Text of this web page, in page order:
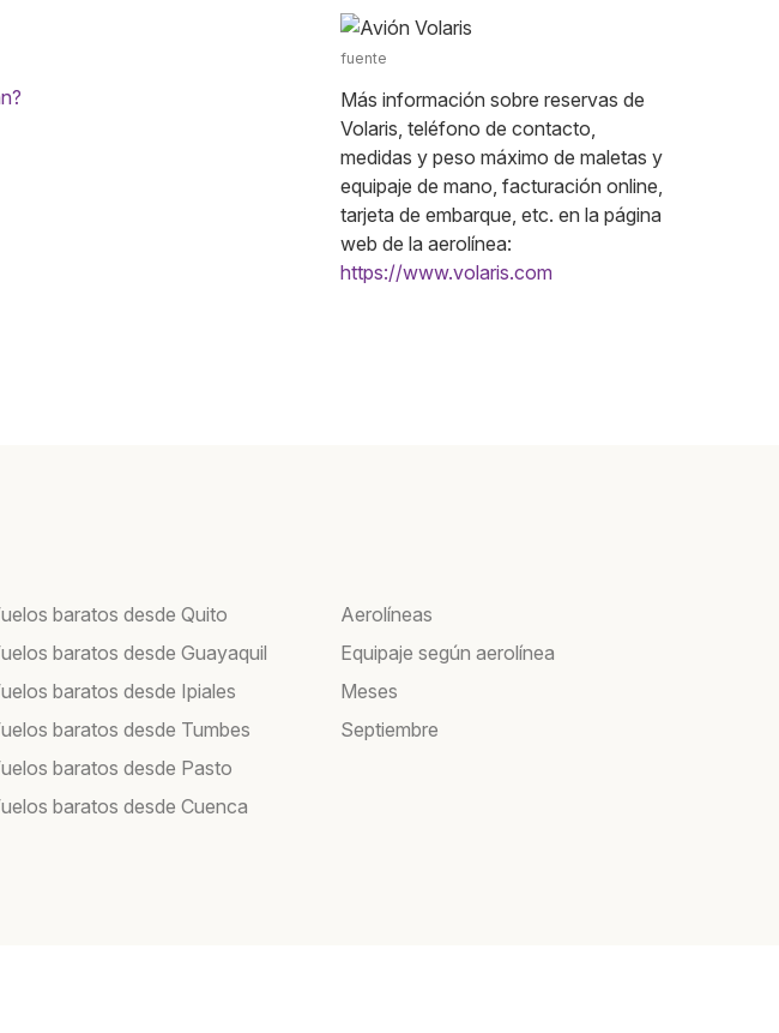
fuente
Más información sobre reservas de
Volaris, teléfono de contacto,
medidas y peso máximo de maletas y
equipaje de mano, facturación online,
tarjeta de embarque, etc. en la página
web de la aerolínea:
https://www.volaris.com
baratos desde Quito
baratos desde Guayaquil
baratos desde Ipiales
baratos desde Tumbes
baratos desde Pasto
baratos desde Cuenca
Aerolíneas
Equipaje según aerolínea
Meses
Septiembre